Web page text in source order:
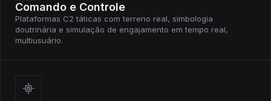
Comando e Controle
Plataformas C2 táticas com terreno real, simbologia
doutrinária e simulação de engajamento em tempo real,
multiusuário.